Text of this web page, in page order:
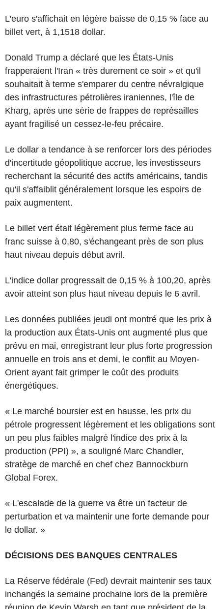
L'euro s'affichait en légère baisse de 0,15 % face au
billet vert, à 1,1518 dollar.
Donald Trump a déclaré que les États-Unis
frapperaient l'Iran « très durement ce soir » et qu'il
souhaitait à terme s'emparer du centre névralgique
des infrastructures pétrolières iraniennes, l'île de
Kharg, après une série de frappes de représailles
ayant fragilisé un cessez-le-feu précaire.
Le dollar a tendance à se renforcer lors des périodes
d'incertitude géopolitique accrue, les investisseurs
recherchant la sécurité des actifs américains, tandis
qu'il s'affaiblit généralement lorsque les espoirs de
paix augmentent.
Le billet vert était légèrement plus ferme face au
franc suisse à 0,80, s'échangeant près de son plus
haut niveau depuis début avril.
L'indice dollar progressait de 0,15 % à 100,20, après
avoir atteint son plus haut niveau depuis le 6 avril.
Les données publiées jeudi ont montré que les prix à
la production aux États-Unis ont augmenté plus que
prévu en mai, enregistrant leur plus forte progression
annuelle en trois ans et demi, le conflit au Moyen-
Orient ayant fait grimper le coût des produits
énergétiques.
« Le marché boursier est en hausse, les prix du
pétrole progressent légèrement et les obligations sont
un peu plus faibles malgré l'indice des prix à la
production (PPI) », a souligné Marc Chandler,
stratège de marché en chef chez Bannockburn
Global Forex.
« L'escalade de la guerre va être un facteur de
perturbation et va maintenir une forte demande pour
le dollar. »
DÉCISIONS DES BANQUES CENTRALES
La Réserve fédérale (Fed) devrait maintenir ses taux
inchangés la semaine prochaine lors de la première